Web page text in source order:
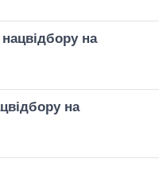
на
на